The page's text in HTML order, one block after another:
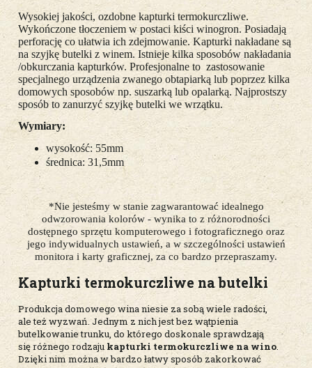
Wysokiej jakości, ozdobne kapturki termokurczliwe.
Wykończone tłoczeniem w postaci kiści winogron. Posiadają
perforację co ułatwia ich zdejmowanie. Kapturki nakładane są
na szyjkę butelki z winem. Istnieje kilka sposobów nakładania
/obkurczania kapturków. Profesjonalne to zastosowanie
specjalnego urządzenia zwanego obtapiarką lub poprzez kilka
domowych sposobów np. suszarką lub opalarką. Najprostszy
sposób to zanurzyć szyjkę butelki we wrzątku.
Wymiary:
wysokość: 55mm
średnica: 31,5mm
*Nie jesteśmy w stanie zagwarantować idealnego
odwzorowania kolorów - wynika to z różnorodności
dostępnego sprzętu komputerowego i fotograficznego oraz
jego indywidualnych ustawień, a w szczególności ustawień
monitora i karty graficznej, za co bardzo przepraszamy.
Kapturki termokurczliwe na butelki
Produkcja domowego wina niesie za sobą wiele radości,
ale też wyzwań. Jednym z nich jest bez wątpienia
butelkowanie trunku, do którego doskonale sprawdzają
się różnego rodzajukapturki termokurczliwe na wino.
Dzięki nim można w bardzo łatwy sposób zakorkować